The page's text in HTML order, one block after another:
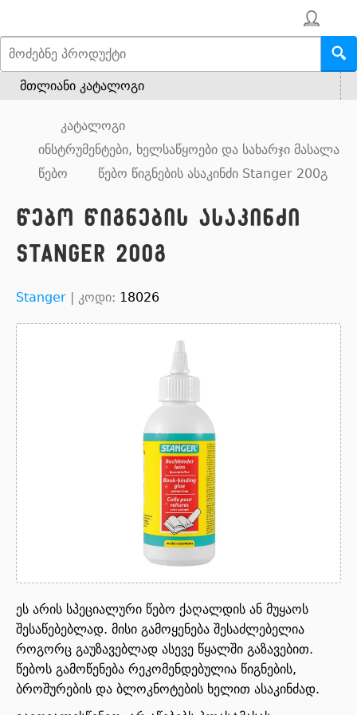
მთლიანი კატალოგი
კატალოგი
ინსტრუმენტები, ხელსაწყოები და სახარჯი მასალა
წებო
წებო წიგნების ასაკინძი Stanger 200გ
წებო წიგნების ასაკინძი
Stanger 200გ
Stanger | კოდი: 18026
ეს არის სპეციალური წებო ქაღალდის ან მუყაოს
შესაწებებლად. მისი გამოყენება შესაძლებელია
როგორც გაუზავებლად ასევე წყალში გაზავებით.
წებოს გამოწენება რეკომენდებულია წიგნების,
ბროშურების და ბლოკნოტების ხელით ასაკინძად.